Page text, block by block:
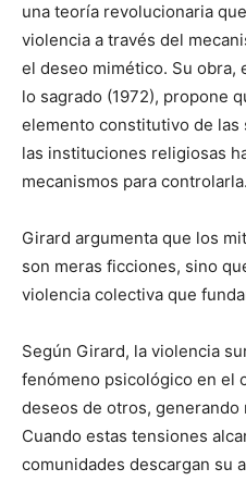
una teoría revolucionaria
violencia a través del
el deseo mimético. Su obra,
lo sagrado (1972), propone
elemento constitutivo de las
las instituciones religiosas
mecanismos para controlarla.
Girard argumenta que los
son meras ficciones, sino
violencia colectiva que
Según Girard, la violencia
fenómeno psicológico en el
deseos de otros,
Cuando estas tensiones
comunidades descargan su